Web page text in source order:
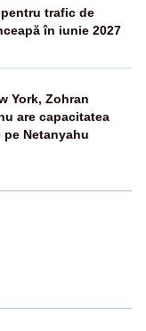
trafic de
în iunie 2027
York, Zohran
are capacitatea
Netanyahu